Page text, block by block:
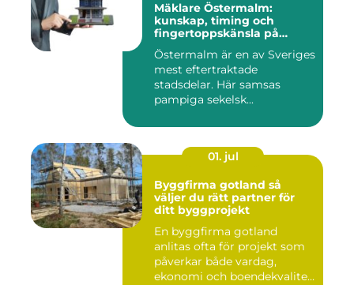
Mäklare Östermalm:
kunskap, timing och
fingertoppskänsla på
stockholms mest klassiska
adress
Östermalm är en av Sveriges
mest eftertraktade
stadsdelar. Här samsas
pampiga sekelsk...
01. jul
Byggfirma gotland så
väljer du rätt partner för
ditt byggprojekt
En byggfirma gotland
anlitas ofta för projekt som
påverkar både vardag,
ekonomi och boendekvalitet